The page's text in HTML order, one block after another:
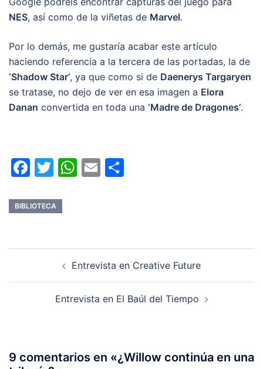
NES, así como de la viñetas de Marvel.
Por lo demás, me gustaría acabar este artículo
haciendo referencia a la tercera de las portadas, la de
‘Shadow Star’, ya que como si de Daenerys Targaryen
se tratase, no dejo de ver en esa imagen a Elora
Danan convertida en toda una ‘Madre de Dragones’.
Facebook
Twitter
WhatsApp
Email
BIBLIOTECA
entradas
Entrevista en Creative Future
Entrevista en El Baúl del Tiempo
9 comentarios en «¿Willow continúa en una